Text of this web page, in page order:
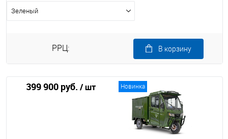
Зеленый
РРЦ:
399 900 руб. / шт
В корзину
Новинка